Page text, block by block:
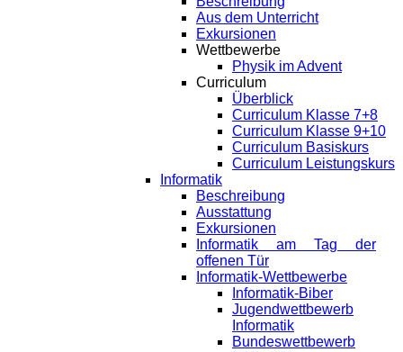
Aus dem Unterricht
Exkursionen
Wettbewerbe
Physik im Advent
Curriculum
Überblick
Curriculum Klasse 7+8
Curriculum Klasse 9+10
Curriculum Basiskurs
Curriculum Leistungskurs
Informatik
Beschreibung
Ausstattung
Exkursionen
Informatik am Tag der
offenen Tür
Informatik-Wettbewerbe
Informatik-Biber
Jugendwettbewerb
Informatik
Bundeswettbewerb